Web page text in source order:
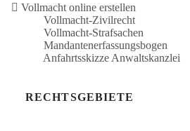
Vollmacht online erstellen
Vollmacht-Zivilrecht
Vollmacht-Strafsachen
Mandantenerfassungsbogen
Anfahrtsskizze Anwaltskanzlei
RECHTSGEBIETE